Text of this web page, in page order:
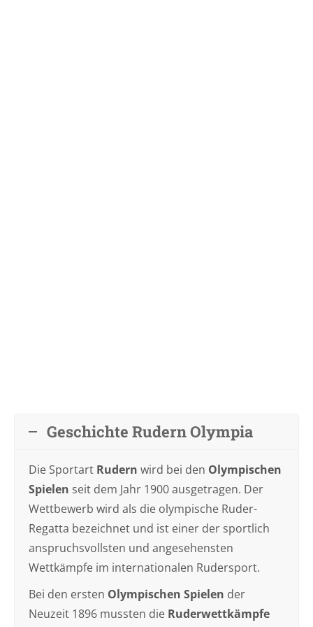
Geschichte Rudern Olympia
Die Sportart Rudern wird bei den Olympischen
Spielen seit dem Jahr 1900 ausgetragen. Der
Wettbewerb wird als die olympische Ruder-
Regatta bezeichnet und ist einer der sportlich
anspruchsvollsten und angesehensten
Wettkämpfe im internationalen Rudersport.
Bei den ersten Olympischen Spielen der
Neuzeit 1896 mussten die Ruderwettkämpfe